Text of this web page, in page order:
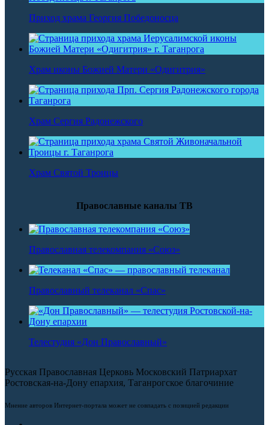
Приход храма Георгия Победоносца
Храм иконы Божией Матери «Одигитрия»
Храм Сергия Радонежского
Храм Святой Троицы
Православные каналы ТВ
Православная телекомпания «Союз»
Православный телеканал «Спас»
Телестудия «Дон Православный»
Русская Православная Церковь Московский Патриархат
Ростовская-на-Дону епархия, Таганрогское благочиние
Мнение авторов Интернет-портала может не совпадать с позицией редакции